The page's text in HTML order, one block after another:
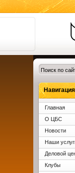
ЦБС.
Навигация
Главная
О ЦБС
Новости
Наши
Деловой
Клубы